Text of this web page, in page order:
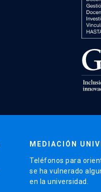
MEDIACIÓN
Teléfonos para
se ha vulnerado
en la universidad.